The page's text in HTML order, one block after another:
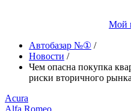
Мой
Автобазар №① /
Новости /
Чем опасна покупка
риски вторичного рынка
Acura
Alfa Romeo